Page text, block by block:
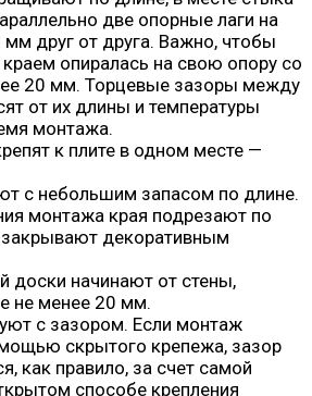
две опорные лаги на
мм друг от друга. Важно, чтобы
опиралась на свою опору со
20 мм. Торцевые зазоры между
от их длины и температуры
монтажа.
к плите в одном месте —
с небольшим запасом по длине.
монтажа края подрезают по
закрывают декоративным
доски начинают от стены,
не менее 20 мм.
с зазором. Если монтаж
скрытого крепежа, зазор
как правило, за счет самой
способе крепления